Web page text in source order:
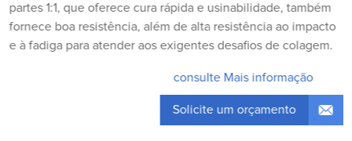
partes 1:1, que oferece cura rápida e usinabilidade, também
fornece boa resistência, além de alta resistência ao impacto
e à fadiga para atender aos exigentes desafios de colagem.
consulte Mais informação
Solicite um orçamento